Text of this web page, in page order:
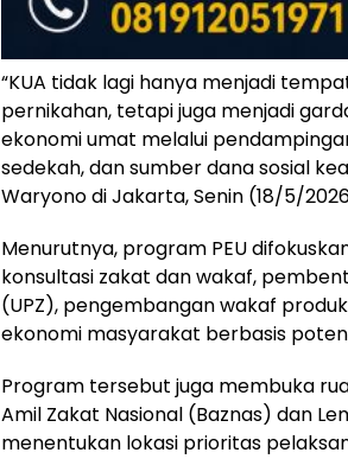
“KUA tidak lagi hanya menjadi
pernikahan, tetapi juga menjadi
ekonomi umat melalui
sedekah, dan sumber dana sosial
Waryono di Jakarta, Senin (18/5/
Menurutnya, program PEU
konsultasi zakat dan wakaf,
(UPZ), pengembangan wakaf
ekonomi masyarakat berbasis
Program tersebut juga membuka
Amil Zakat Nasional (Baznas) dan
menentukan lokasi prioritas